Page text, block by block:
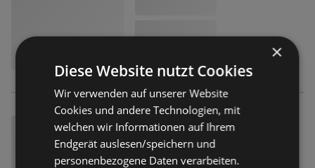
×
Diese Website nutzt Cookies
Wir verwenden auf unserer Website
Cookies und andere Technologien, mit
welchen wir Informationen auf Ihrem
Endgerät auslesen/speichern und
personenbezogene Daten verarbeiten.